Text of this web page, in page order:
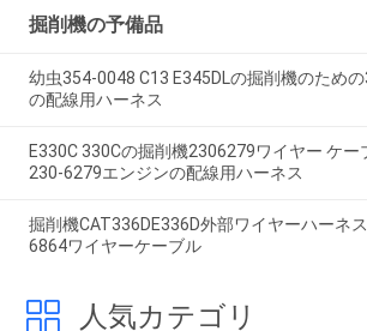
掘削機の予備品
幼虫354-0048 C13 E345DLの掘削機のため
の配線用ハーネス
E330C 330Cの掘削機2306279ワイヤー ケー
230-6279エンジンの配線用ハーネス
掘削機CAT336DE336D外部ワイヤーハーネ
6864ワイヤーケーブル
人気カテゴリ